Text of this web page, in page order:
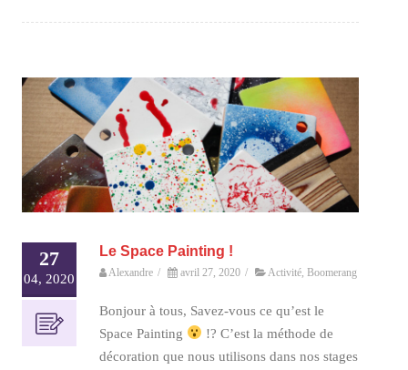
27
04, 2020
Le Space Painting !
Alexandre / avril 27, 2020 / Activité Boomerang
Bonjour à tous, Savez-vous ce qu’est le
Space Painting
!? C’est la méthode de
décoration que nous utilisons dans nos stages